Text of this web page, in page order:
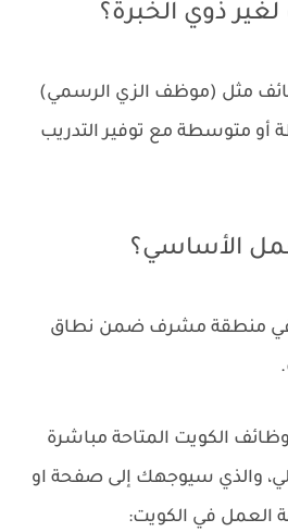
ذوي الخبرة؟
مثل (موظف الزي الرسمي)
أو متوسطة مع توفير التدريب
الأساسي؟
في منطقة مشرف ضمن نطاق
الكويت المتاحة مباشرة
والذي سيوجهك إلى صفحة او
العمل في الكويت: